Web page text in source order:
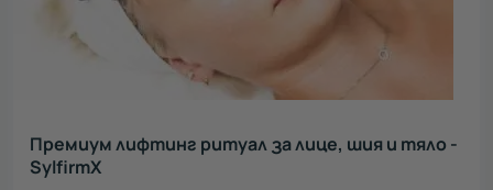
Премиум лифтинг ритуал за лице, шия и тяло -
SylfirmX